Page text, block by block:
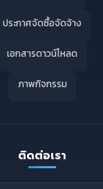
ประกาศจัดซื้อจัดจ้าง
เอกสารดาวน์โหลด
ภาพกิจกรรม
ติดต่อเรา